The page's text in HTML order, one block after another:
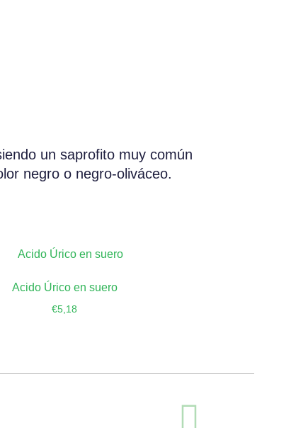
un saprofito muy común
negro o negro-oliváceo.
Acido Úrico en suero
€5,18